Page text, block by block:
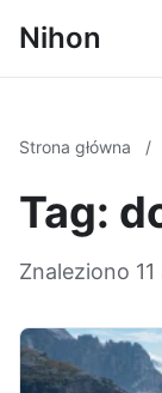
Nihon
Strona główna /
Tag:
Znaleziono